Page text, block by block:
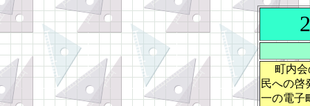
町内会
民への啓
一の電子